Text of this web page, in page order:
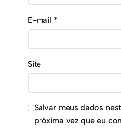
E-mail *
Site
Salvar meus dados
próxima vez que eu